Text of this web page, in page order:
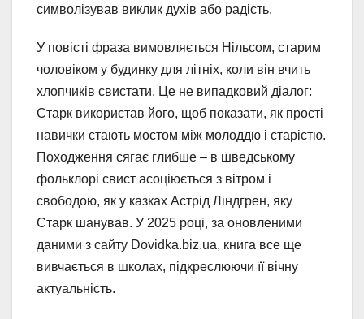
символізував виклик духів або радість.
У повісті фраза вимовляється Нільсом, старим
чоловіком у будинку для літніх, коли він вчить
хлопчиків свистати. Це не випадковий діалог:
Старк використав його, щоб показати, як прості
навички стають мостом між молоддю і старістю.
Походження сягає глибше – в шведському
фольклорі свист асоціюється з вітром і
свободою, як у казках Астрід Ліндгрен, яку
Старк шанував. У 2025 році, за оновленими
даними з сайту Dovidka.biz.ua, книга все ще
вивчається в школах, підкреслюючи її вічну
актуальність.